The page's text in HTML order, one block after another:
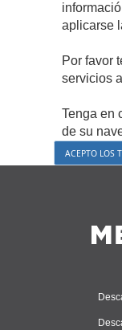
aplicarse
Por favor
servicios
Tenga en
de su